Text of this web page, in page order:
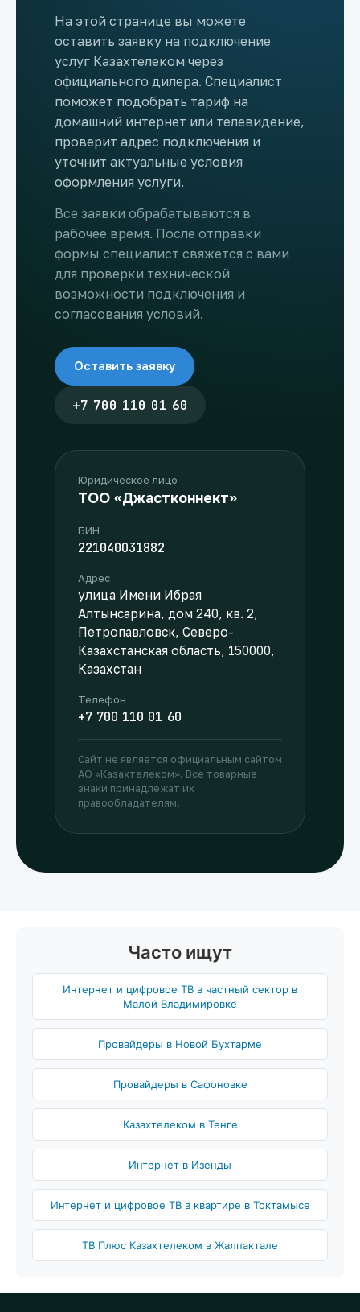
На этой странице вы можете
оставить заявку на подключение
услуг Казахтелеком через
официального дилера. Специалист
поможет подобрать тариф на
домашний интернет или телевидение,
проверит адрес подключения и
уточнит актуальные условия
оформления услуги.
Все заявки обрабатываются в
рабочее время. После отправки
формы специалист свяжется с вами
для проверки технической
возможности подключения и
согласования условий.
Оставить заявку
+7 700 110 01 60
Юридическое лицо
ТОО «Джастконнект»
БИН
221040031882
Адрес
улица Имени Ибрая
Алтынсарина, дом 240, кв. 2,
Петропавловск, Северо-
Казахстанская область, 150000,
Казахстан
Телефон
+7 700 110 01 60
Сайт не является официальным сайтом
АО «Казахтелеком». Все товарные
знаки принадлежат их
правообладателям.
Часто ищут
Интернет и цифровое ТВ в частный сектор в
Малой Владимировке
Провайдеры в Новой Бухтарме
Провайдеры в Сафоновке
Казахтелеком в Тенге
Интернет в Изенды
Интернет и цифровое ТВ в квартире в Токтамысе
ТВ Плюс Казахтелеком в Жалпактале